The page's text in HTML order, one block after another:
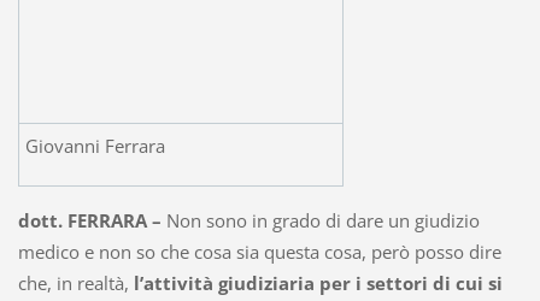
Giovanni Ferrara
dott. FERRARA – Non sono in grado di dare un giudizio
medico e non so che cosa sia questa cosa, però posso dire
che, in realtà, l’attività giudiziaria per i settori di cui si